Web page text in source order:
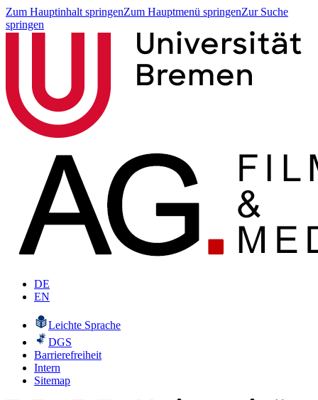
Zum Hauptinhalt springenZum Hauptmenü springenZur Suche
springen
DE
EN
Leichte Sprache
DGS
Barrierefreiheit
Intern
Sitemap